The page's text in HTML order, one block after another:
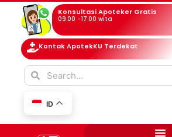
Konsultasi Apoteker Gratis
09.00 -17.00 wita
Kontak ApotekKU Terdekat
ID